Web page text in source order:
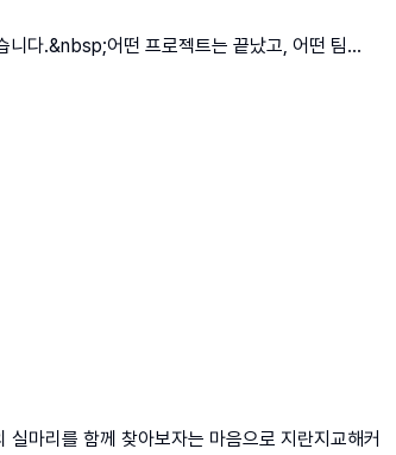
니다.&nbsp;어떤 프로젝트는 끝났고, 어떤 팀...
마리를 함께 찾아보자는 마음으로 지란지교해커